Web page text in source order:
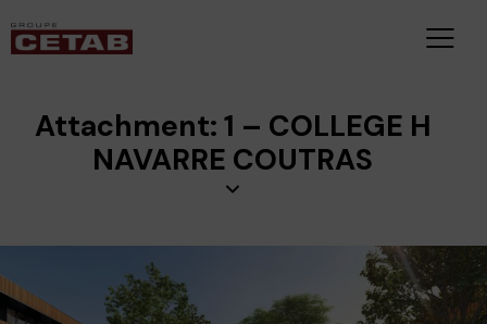
Attachment: 1 – COLLEGE H
NAVARRE COUTRAS